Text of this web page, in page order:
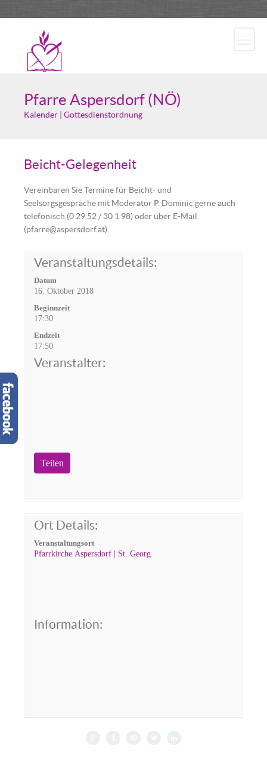
Pfarre Aspersdorf (NÖ)
Kalender | Gottesdienstordnung
Beicht-Gelegenheit
Vereinbaren Sie Termine für Beicht- und
Seelsorgsgespräche mit Moderator P. Dominic gerne auch
telefonisch (0 29 52 / 30 1 98) oder über E-Mail
(pfarre@aspersdorf.at).
Veranstaltungsdetails:
Datum
16. Oktober 2018
Beginnzeit
17:30
Endzeit
17:50
Veranstalter:
Teilen
Ort Details:
Veranstaltungsort
Pfarrkirche Aspersdorf | St. Georg
Information: